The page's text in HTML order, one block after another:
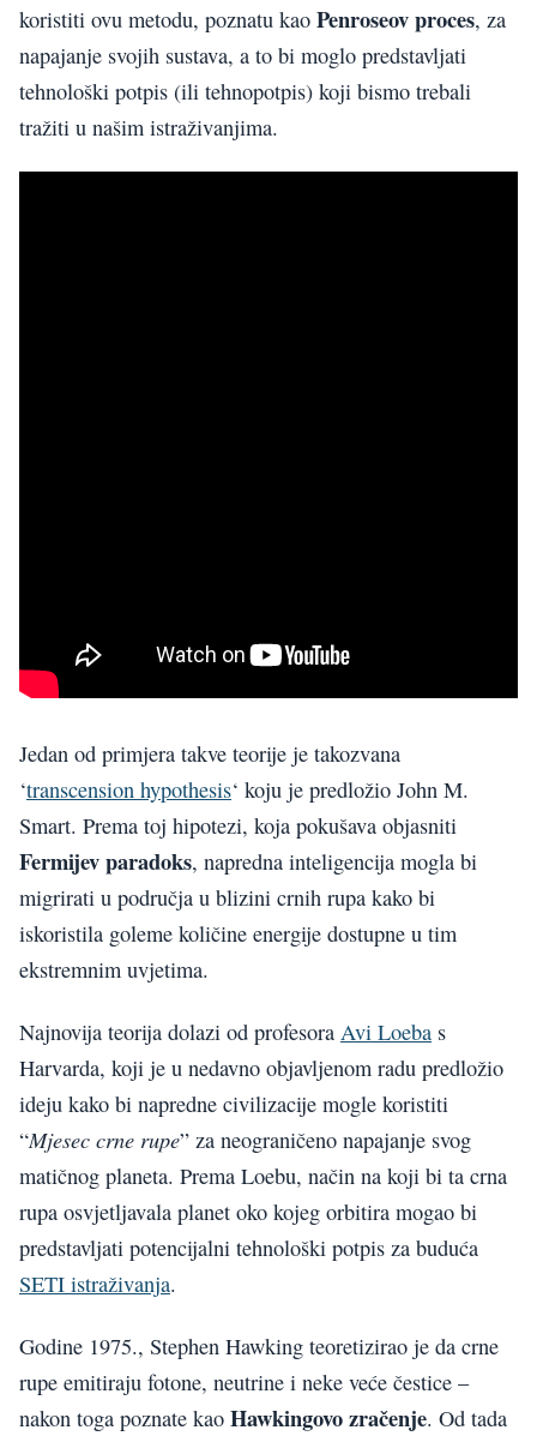
koristiti ovu metodu, poznatu kao Penroseov proces, za
napajanje svojih sustava, a to bi moglo predstavljati
tehnološki potpis (ili tehnopotpis) koji bismo trebali
tražiti u našim istraživanjima.
Jedan od primjera takve teorije je takozvana
‘transcension hypothesis‘ koju je predložio John M.
Smart. Prema toj hipotezi, koja pokušava objasniti
Fermijev paradoks, napredna inteligencija mogla bi
migrirati u područja u blizini crnih rupa kako bi
iskoristila goleme količine energije dostupne u tim
ekstremnim uvjetima.
Najnovija teorija dolazi od profesora Avi Loeba s
Harvarda, koji je u nedavno objavljenom radu predložio
ideju kako bi napredne civilizacije mogle koristiti
“Mjesec crne rupe” za neograničeno napajanje svog
matičnog planeta. Prema Loebu, način na koji bi ta crna
rupa osvjetljavala planet oko kojeg orbitira mogao bi
predstavljati potencijalni tehnološki potpis za buduća
SETI istraživanja.
Godine 1975., Stephen Hawking teoretizirao je da crne
rupe emitiraju fotone, neutrine i neke veće čestice –
nakon toga poznate kao Hawkingovo zračenje. Od tada